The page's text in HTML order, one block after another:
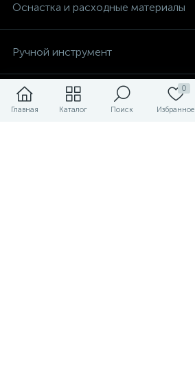
Главная Каталог Поиск
0
Избранное
Оснастка и расходные материалы
Ручной инструмент
Монтажные ленты